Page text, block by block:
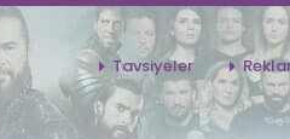
Tavsiyeler